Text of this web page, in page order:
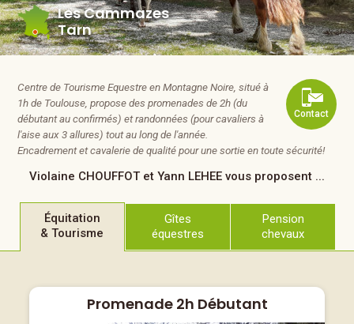
Les Cammazes
Tarn
Contact
Centre de Tourisme Equestre en Montagne Noire, situé à
1h de Toulouse, propose des promenades de 2h (du
débutant au confirmés) et randonnées (pour cavaliers à
l'aise aux 3 allures) tout au long de l'année.
Encadrement et cavalerie de qualité pour une sortie en toute sécurité!
Violaine CHOUFFOT et Yann LEHEE vous proposent ...
Équitation
& Tourisme
Gîtes
équestres
Pension
chevaux
Promenade 2h Débutant